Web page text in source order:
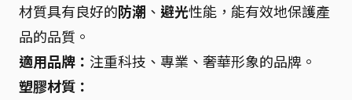
材質具有良好的防潮 、 避光性能，能有效地保護產
品的品質。
適用品牌： 注重科技、專業、奢華形象的品牌。
塑膠材質：